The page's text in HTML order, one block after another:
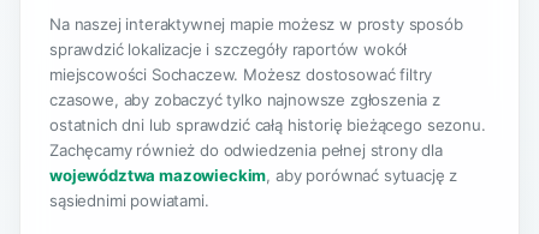
Na naszej interaktywnej mapie możesz w prosty sposób
sprawdzić lokalizacje i szczegóły raportów wokół
miejscowości Sochaczew. Możesz dostosować filtry
czasowe, aby zobaczyć tylko najnowsze zgłoszenia z
ostatnich dni lub sprawdzić całą historię bieżącego sezonu.
Zachęcamy również do odwiedzenia pełnej strony dla
województwa mazowieckim, aby porównać sytuację z
sąsiednimi powiatami.